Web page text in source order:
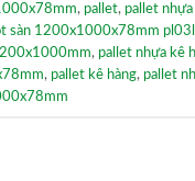
, pallet, pallet
sàn 1200x1000x78mm
, pallet nhựa kê
, pallet kê hàng, pallet